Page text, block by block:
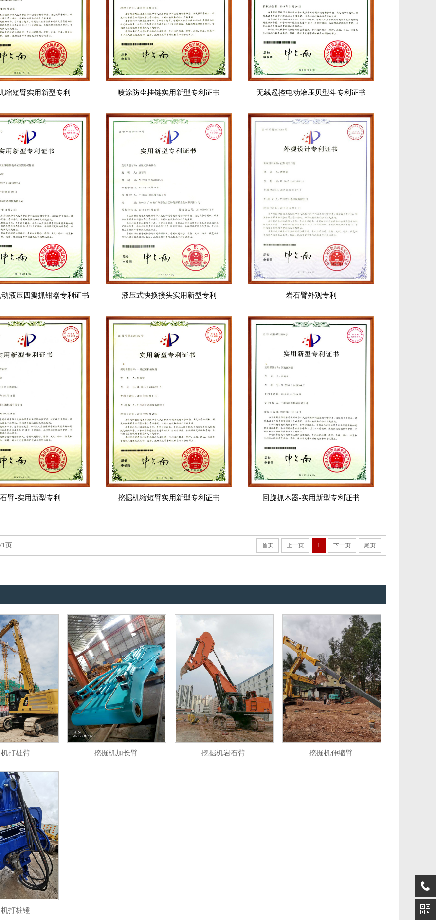
缩短臂实用新型专利 喷涂防尘挂链实用新型专利证书 无线遥控电动液压贝型斗专利证书
液压四瓣抓钳器专利证书 液压式快换接头实用新型专利 岩石臂外观专利
臂-实用新型专利 挖掘机缩短臂实用新型专利证书 回旋抓木器-实用新型专利证书
页 首页 上一页 1 下一页 尾页
打桩臂 挖掘机加长臂 挖掘机岩石臂 挖掘机伸缩臂
打桩锤